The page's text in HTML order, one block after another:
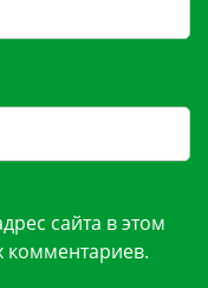
сайта в этом
комментариев.